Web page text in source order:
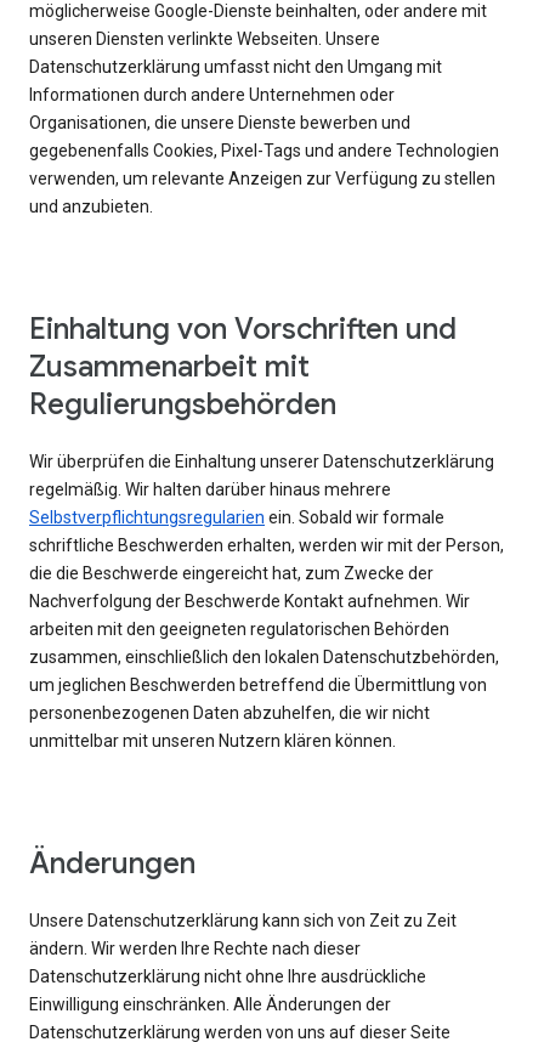
möglicherweise Google-Dienste beinhalten, oder andere mit
unseren Diensten verlinkte Webseiten. Unsere
Datenschutzerklärung umfasst nicht den Umgang mit
Informationen durch andere Unternehmen oder
Organisationen, die unsere Dienste bewerben und
gegebenenfalls Cookies, Pixel-Tags und andere Technologien
verwenden, um relevante Anzeigen zur Verfügung zu stellen
und anzubieten.
Einhaltung von Vorschriften und
Zusammenarbeit mit
Regulierungsbehörden
Wir überprüfen die Einhaltung unserer Datenschutzerklärung
regelmäßig. Wir halten darüber hinaus mehrere
Selbstverpflichtungsregularien ein. Sobald wir formale
schriftliche Beschwerden erhalten, werden wir mit der Person,
die die Beschwerde eingereicht hat, zum Zwecke der
Nachverfolgung der Beschwerde Kontakt aufnehmen. Wir
arbeiten mit den geeigneten regulatorischen Behörden
zusammen, einschließlich den lokalen Datenschutzbehörden,
um jeglichen Beschwerden betreffend die Übermittlung von
personenbezogenen Daten abzuhelfen, die wir nicht
unmittelbar mit unseren Nutzern klären können.
Änderungen
Unsere Datenschutzerklärung kann sich von Zeit zu Zeit
ändern. Wir werden Ihre Rechte nach dieser
Datenschutzerklärung nicht ohne Ihre ausdrückliche
Einwilligung einschränken. Alle Änderungen der
Datenschutzerklärung werden von uns auf dieser Seite